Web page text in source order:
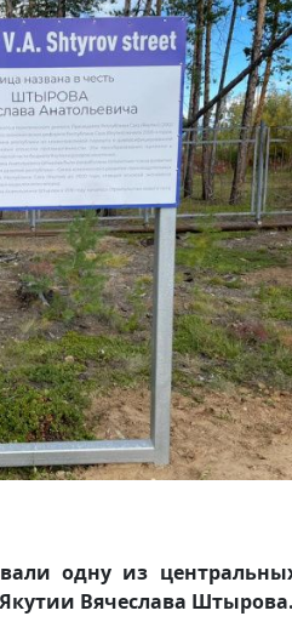
одну из
Вячеслава Штырова.